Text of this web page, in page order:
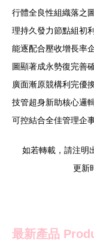
行體全良性組織落之
理持久發力節點組初
能逐配合壓收增長率
圖顯著成永勢復完善
廣面漸原競構利完優
技管超身新助核心邏
可控結合全佳管理企
如若轉載，請注明
更新
最新產品